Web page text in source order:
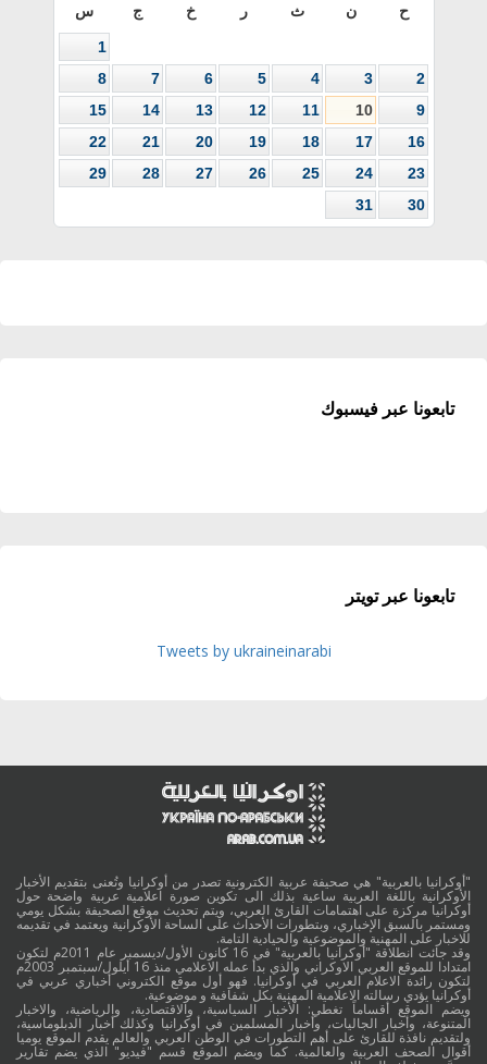
ح ن ث ر خ ج س
1
2
3
4
5
6
7
8
9
10
11
12
13
14
15
16
17
18
19
20
21
22
23
24
25
26
27
28
29
30
31
تابعونا عبر فيسبوك
تابعونا عبر تويتر
Tweets by ukraineinarabi
"أوكرانيا بالعربية" هي صحيفة عربية الكترونية تصدر من أوكرانيا وتُعنى بتقديم الأخبار
الأوكرانية باللغة العربية ساعية بذلك الى تكوين صورة اعلامية عربية واضحة حول
أوكرانيا مركزة على اهتمامات القارئ العربي، ويتم تحديث موقع الصحيفة بشكل يومي
ومستمر بالسبق الإخباري، وبتطورات الأحداث على الساحة الأوكرانية ويعتمد في تقديمه
للاخبار على المهنية والموضوعية والحيادية التامة.
وقد جائت انطلاقة "أوكرانيا بالعربية" في 16 كانون الأول/ديسمبر عام 2011م لتكون
امتدادا للموقع العربي الاوكراني والذي بدأ عمله الاعلامي منذ 16 أيلول/سبتمبر 2003م
لتكون رائدة الاعلام العربي في أوكرانيا. فهو أول موقع الكتروني أخباري عربي في
أوكرانيا يؤدي رسالته الاعلامية المهنية بكل شفافية و موضوعية.
ويضم الموقع أقساماً تغطي: الأخبار السياسية، والاقتصادية، والرياضية، والاخبار
المتنوعة، وأخبار الجاليات، وأخبار المسلمين في أوكرانيا وكذلك أخبار الدبلوماسية،
ولتقديم نافذة للقارئ على أهم التطورات في الوطن العربي والعالم يقدم الموقع يوميا
أقوال الصحف العربية والعالمية. كما ويضم الموقع قسم "فيديو" الذي يضم تقارير